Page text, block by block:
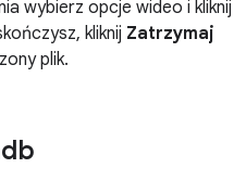
wybierz opcje wideo i kliknij
kliknij Zatrzymaj
plik.